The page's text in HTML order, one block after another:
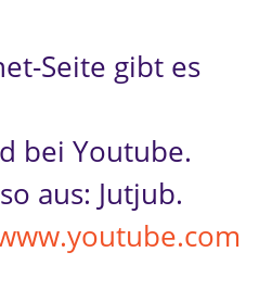
Seite gibt es
bei Youtube.
aus: Jutjub.